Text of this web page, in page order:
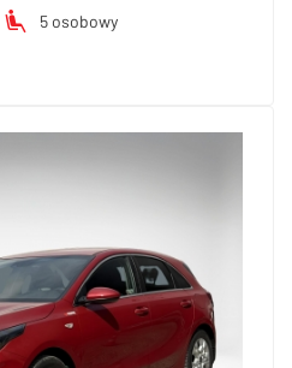
5 osobowy